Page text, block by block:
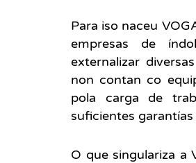
Para iso naceu
empresas de
externalizar
non contan co
pola carga de
suficientes
O que singulariza a